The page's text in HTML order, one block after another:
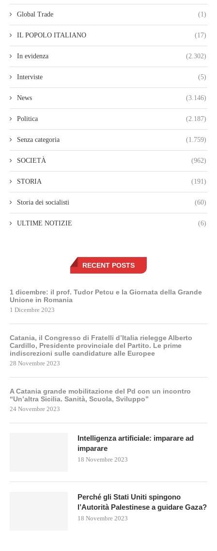
Global Trade (1)
IL POPOLO ITALIANO (17)
In evidenza (2.302)
Interviste (5)
News (3.146)
Politica (2.187)
Senza categoria (1.759)
SOCIETÀ (962)
STORIA (191)
Storia dei socialisti (60)
ULTIME NOTIZIE (6)
RECENT POSTS
1 dicembre: il prof. Tudor Petcu e la Giornata della Grande
Unione in Romania
1 Dicembre 2023
Catania, il Congresso di Fratelli d’Italia rielegge Alberto
Cardillo, Presidente provinciale del Partito. Le prime
indiscrezioni sulle candidature alle Europee
28 Novembre 2023
A Catania grande mobilitazione del Pd con un incontro
“Un’altra Sicilia. Sanità, Scuola, Sviluppo”
24 Novembre 2023
Intelligenza artificiale: imparare ad
imparare
18 Novembre 2023
Perché gli Stati Uniti spingono
l’Autorità Palestinese a guidare Gaza?
18 Novembre 2023